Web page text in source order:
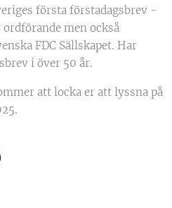
första förstadagsbrev -
men också
FDC Sällskapet. Har
i över 50 år.
att locka er att lyssna på